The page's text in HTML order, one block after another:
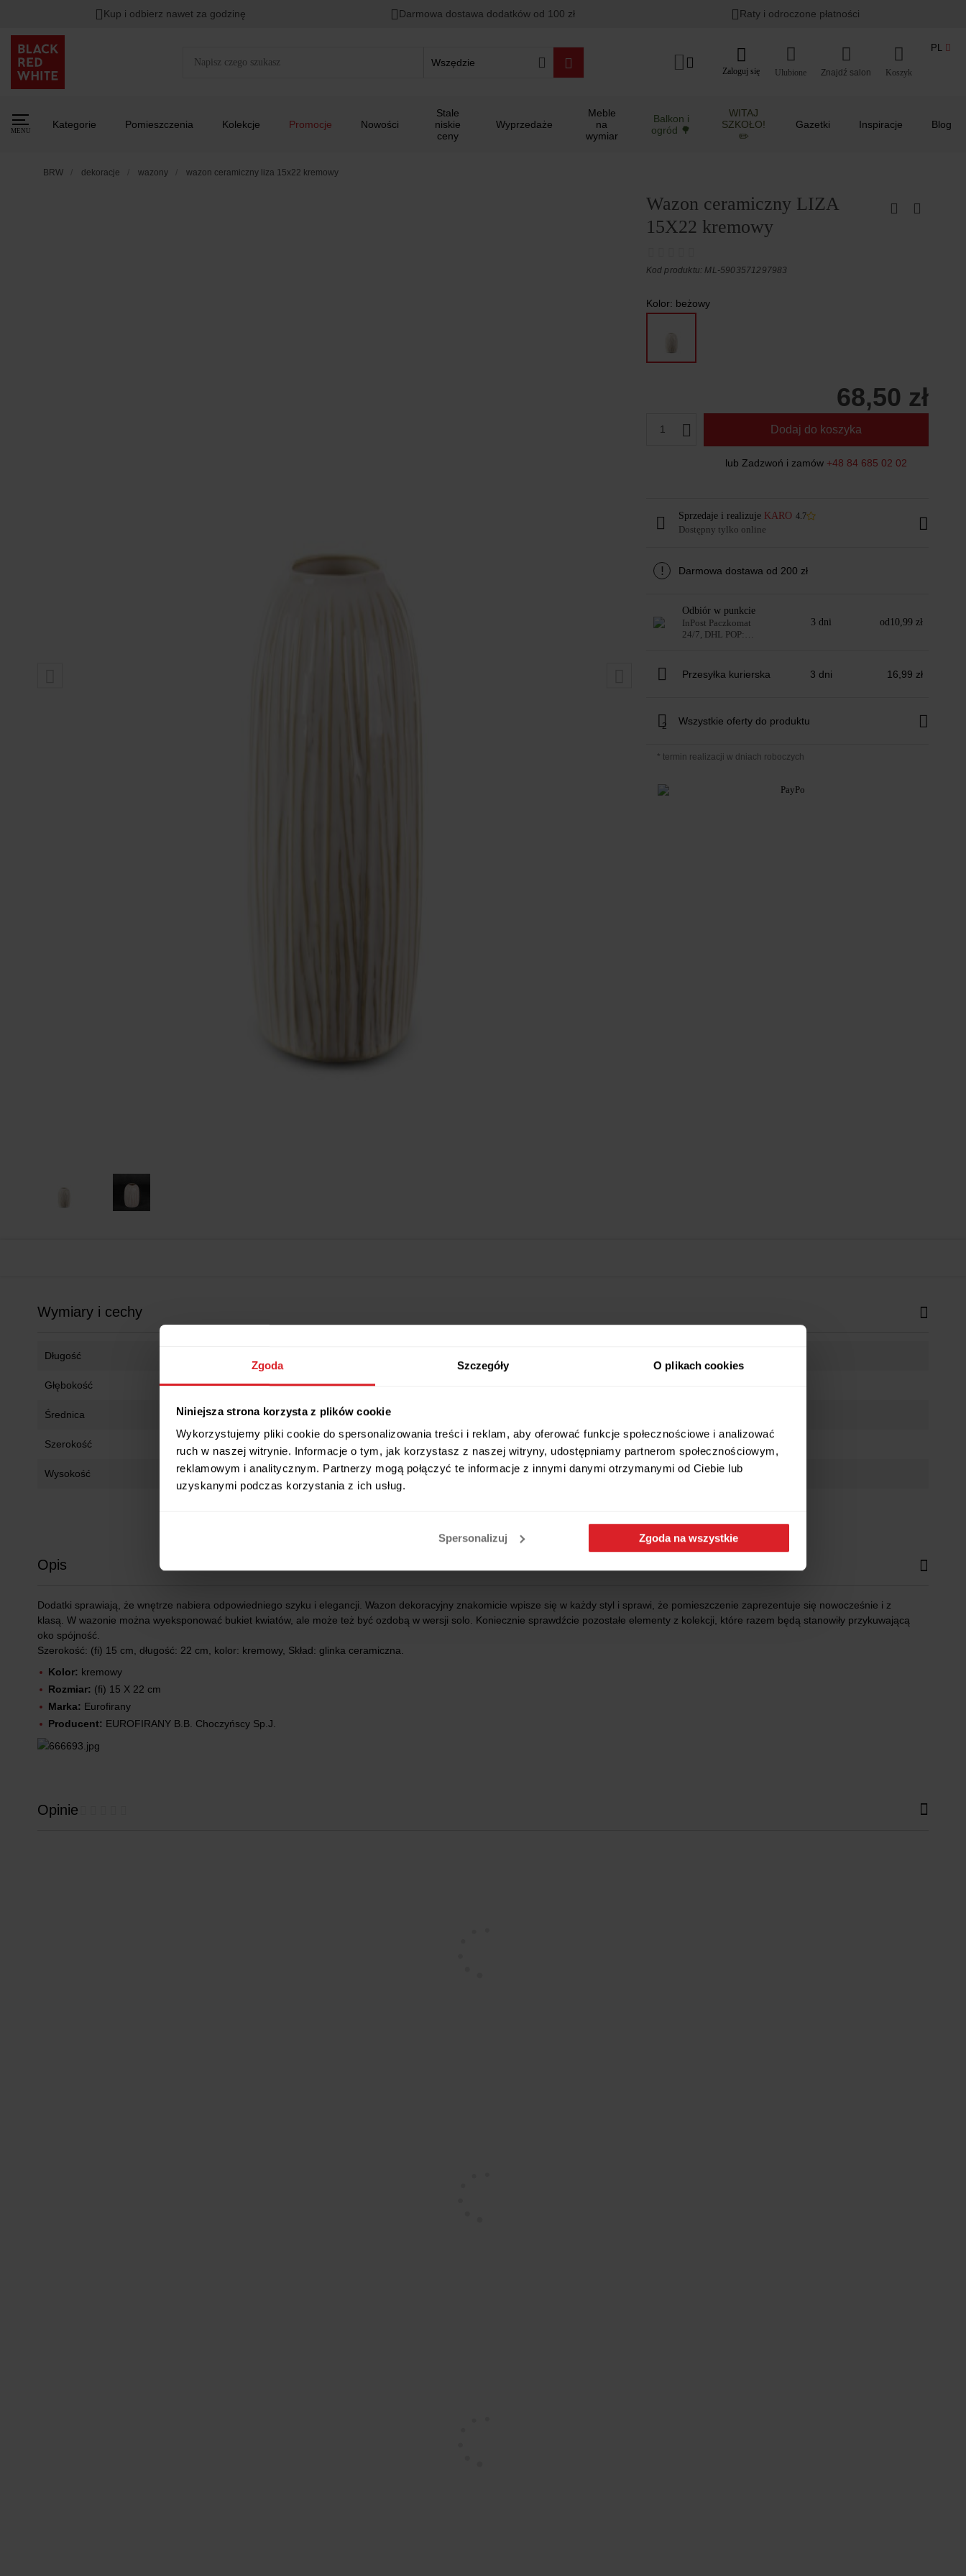
Zgoda Szczegóły O plikach cookies
Niniejsza strona korzysta z plików cookie
Wykorzystujemy pliki cookie do spersonalizowania treści i reklam, aby oferować funkcje społecznościowe i analizować
ruch w naszej witrynie. Informacje o tym, jak korzystasz z naszej witryny, udostępniamy partnerom społecznościowym,
reklamowym i analitycznym. Partnerzy mogą połączyć te informacje z innymi danymi otrzymanymi od Ciebie lub
uzyskanymi podczas korzystania z ich usług.
Spersonalizuj Zgoda na wszystkie
Kup i odbierz nawet za godzinę Darmowa dostawa dodatków od 100 zł Raty i odroczone płatności
Wszędzie
Zaloguj się Ulubione Koszyk
PL
MENU
Kategorie Pomieszczenia Kolekcje Promocje Nowości
Stale
niskie
ceny
Wyprzedaże
Meble
na
wymiar
Balkon i
ogród 🌳
WITAJ
SZKOŁO!
✏️
Gazetki Inspiracje Blog
BRW dekoracje wazony wazon ceramiczny liza 15x22 kremowy
Wazon ceramiczny LIZA
15X22 kremowy
Kod produktu: ML-5903571297983
Kolor: beżowy
68,50 zł
1 Dodaj do koszyka
lub Zadzwoń i zamów +48 84 685 02 02
Sprzedaje i realizuje KARO 4.7
Dostępny tylko online
! Darmowa dostawa od 200 zł
Odbiór w punkcie
InPost Paczkomat
24/7, DHL POP:
3 dni od 10,99 zł
Przesyłka kurierska 3 dni 16,99 zł
2 Wszystkie oferty do produktu
* termin realizacji w dniach roboczych
Wymiary i cechy
Długość
Głębokość 15 cm
Średnica 15 cm
Szerokość
Wysokość 22 cm
Opis
Dodatki sprawiają, że wnętrze nabiera odpowiedniego szyku i elegancji. Wazon dekoracyjny znakomicie wpisze się w każdy styl i sprawi, że pomieszczenie zaprezentuje się nowocześnie i z
klasą. W wazonie można wyeksponować bukiet kwiatów, ale może też być ozdobą w wersji solo. Koniecznie sprawdźcie pozostałe elementy z kolekcji, które razem będą stanowiły przykuwającą
oko spójność.
Szerokość: (fi) 15 cm, długość: 22 cm, kolor: kremowy, Skład: glinka ceramiczna.
Kolor: kremowy
Rozmiar: (fi) 15 X 22 cm
Marka: Eurofirany
Producent: EUROFIRANY B.B. Choczyńscy Sp.J.
Opinie